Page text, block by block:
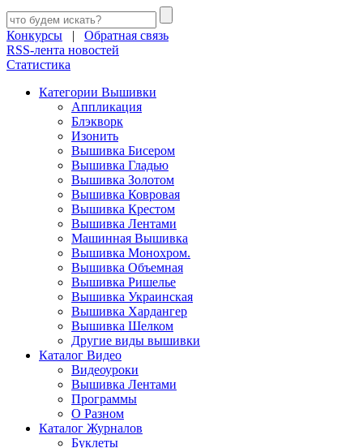
Конкурсы | Обратная связь
RSS-лента новостей
Статистика
Категории Вышивки
Аппликация
Блэкворк
Изонить
Вышивка Бисером
Вышивка Гладью
Вышивка Золотом
Вышивка Ковровая
Вышивка Крестом
Вышивка Лентами
Машинная Вышивка
Вышивка Монохром.
Вышивка Объемная
Вышивка Ришелье
Вышивка Украинская
Вышивка Хардангер
Вышивка Шелком
Другие виды вышивки
Каталог Видео
Видеоуроки
Вышивка Лентами
Программы
О Разном
Каталог Журналов
Буклеты